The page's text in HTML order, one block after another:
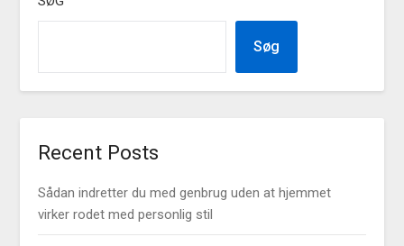
Søg
Recent Posts
Sådan indretter du med genbrug uden at hjemmet
virker rodet med personlig stil